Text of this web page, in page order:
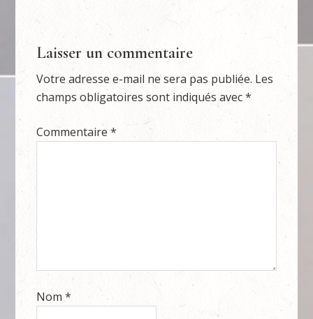
Laisser un commentaire
Votre adresse e-mail ne sera pas publiée. Les
champs obligatoires sont indiqués avec*
Commentaire*
Nom*